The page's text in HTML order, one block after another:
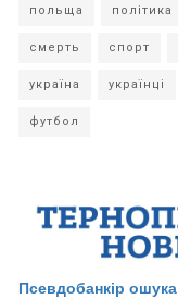
польща політика
смерть спорт
україна українці
футбол